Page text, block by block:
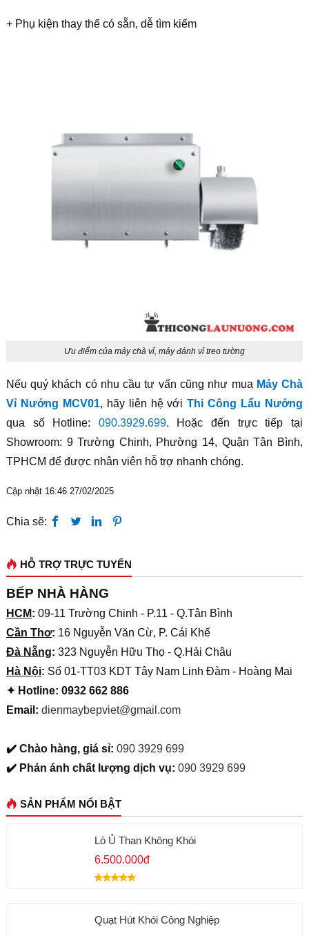
+ Phụ kiện thay thế có sẵn, dễ tìm kiếm
Ưu điểm của máy chà vỉ, máy đánh vỉ treo tường
Nếu quý khách có nhu cầu tư vấn cũng như mua Máy Chà
Vỉ Nướng MCV01, hãy liên hệ vớiThi Công Lẩu Nướng
qua số Hotline: 090.3929.699. Hoặc đến trực tiếp tại
Showroom: 9 Trường Chinh, Phường 14, Quận Tân Bình,
TPHCM để được nhân viên hỗ trợ nhanh chóng.
Cập nhật 16:46 27/02/2025
Chia sẽ:
HỖ TRỢ TRỰC TUYẾN
BẾP NHÀ HÀNG
HCM: 09-11 Trường Chinh - P.11 - Q.Tân Bình
Cần Thơ: 16 Nguyễn Văn Cừ, P. Cái Khế
Đà Nẵng: 323 Nguyễn Hữu Thọ - Q.Hải Châu
Hà Nội: Số 01-TT03 KDT Tây Nam Linh Đàm - Hoàng Mai
✦ Hotline: 0932 662 886
Email: dienmaybepviet@gmail.com
✔️ Chào hàng, giá sỉ: 090 3929 699
✔️ Phản ánh chất lượng dịch vụ: 090 3929 699
SẢN PHẨM NỔI BẬT
Lò Ủ Than Không Khói
6.500.000đ
Quạt Hút Khói Công Nghiệp